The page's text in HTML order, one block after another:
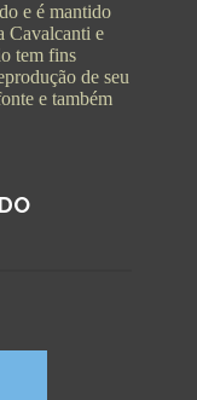
e é mantido
Cavalcanti e
tem fins
de seu
e também